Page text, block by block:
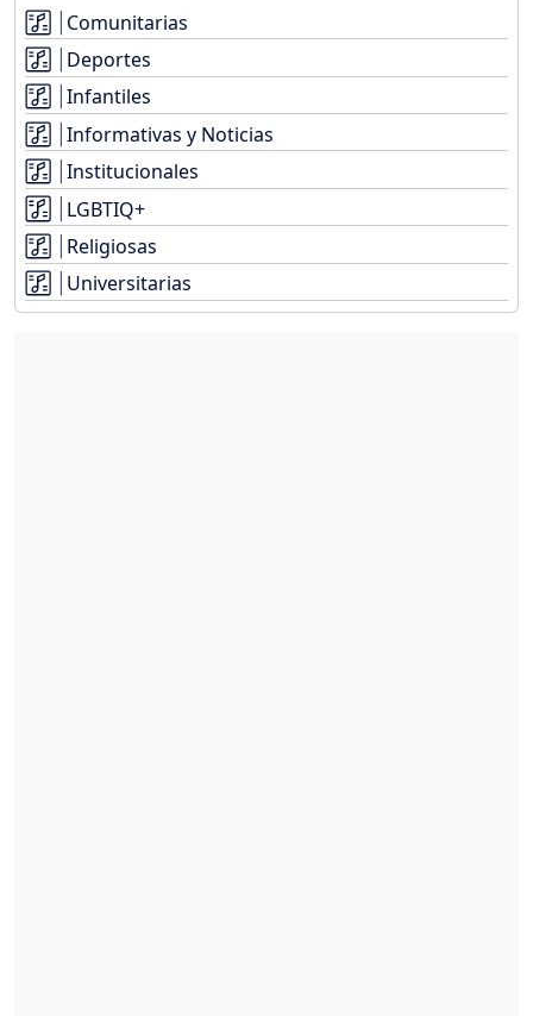
Comunitarias
Deportes
Infantiles
Informativas y Noticias
Institucionales
LGBTIQ+
Religiosas
Universitarias